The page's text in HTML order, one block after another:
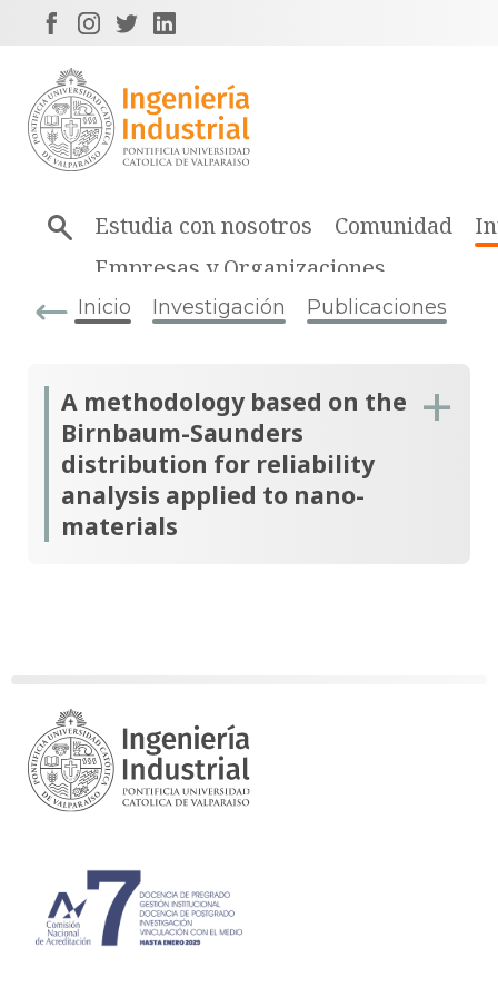
Estudia con nosotros Comunidad
Empresas y Organizaciones
Inicio Investigación Publicaciones
A methodology based on the
Birnbaum-Saunders
distribution for reliability
analysis applied to nano-
materials